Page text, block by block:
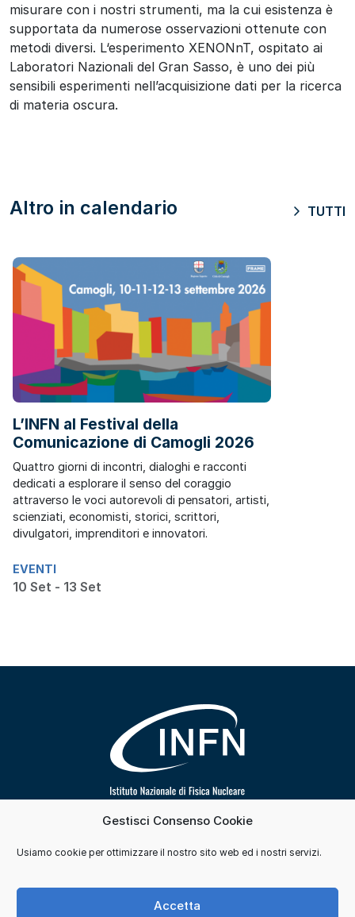
Gestisci Consenso Cookie
Usiamo cookie per ottimizzare il nostro sito web ed i nostri servizi.
Accetta
misurare con i nostri strumenti, ma la cui esistenza è
supportata da numerose osservazioni ottenute con
metodi diversi. L‘esperimento XENONnT, ospitato ai
Laboratori Nazionali del Gran Sasso, è uno dei più
sensibili esperimenti nell’acquisizione dati per la ricerca
di materia oscura.
Altro in calendario TUTTI
L’INFN al Festival della
Comunicazione di Camogli 2026
Quattro giorni di incontri, dialoghi e racconti
dedicati a esplorare il senso del coraggio
attraverso le voci autorevoli di pensatori, artisti,
scienziati, economisti, storici, scrittori,
divulgatori, imprenditori e innovatori.
EVENTI
10 Set - 13 Set
Segui INFN su
Contatti Cookie e consensi
Privacy